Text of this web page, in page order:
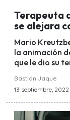
Terapeuta
se alejara
Mario
la animación
que le dio su
Bastián Jaque
13 septiembre, 2022